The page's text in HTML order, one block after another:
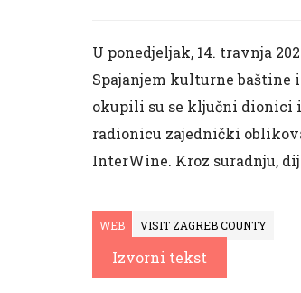
U ponedjeljak, 14. travnja
Spajanjem kulturne baštine
okupili su se ključni dionici
radionicu zajednički
InterWine. Kroz suradnju,
WEB VISIT ZAGREB COUNTY
Izvorni tekst